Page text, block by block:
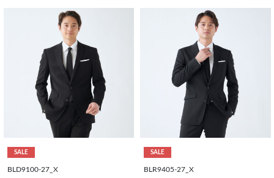
SALE
BLD9100-27_X
SALE
BLR9405-27_X